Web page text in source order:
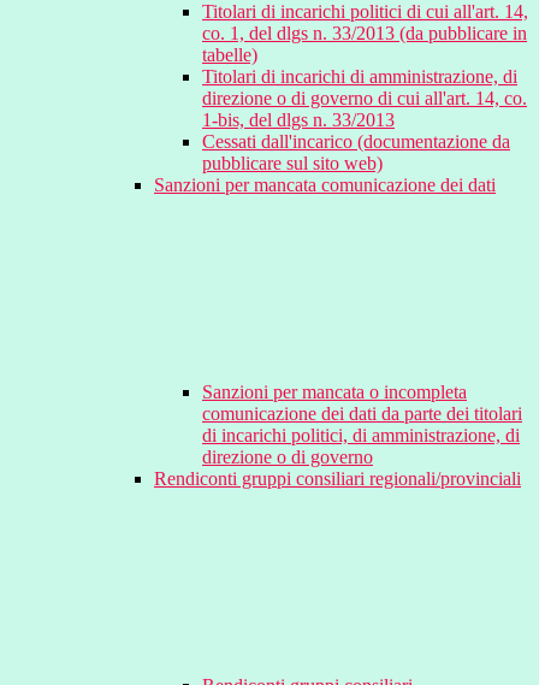
Titolari di incarichi politici di cui all'art. 14,
co. 1, del dlgs n. 33/2013 (da pubblicare in
tabelle)
Titolari di incarichi di amministrazione, di
direzione o di governo di cui all'art. 14, co.
1-bis, del dlgs n. 33/2013
Cessati dall'incarico (documentazione da
pubblicare sul sito web)
Sanzioni per mancata comunicazione dei dati
Sanzioni per mancata o incompleta
comunicazione dei dati da parte dei titolari
di incarichi politici, di amministrazione, di
direzione o di governo
Rendiconti gruppi consiliari regionali/provinciali